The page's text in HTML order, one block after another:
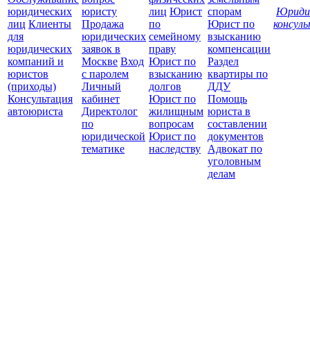
юридических
лиц Клиенты
для
юридических
компаний и
юристов
(приходы)
Консультация
автоюриста
юристу
Продажа
юридических
заявок в
Москве Вход
с паролем
Личный
кабинет
Директолог
по
юридической
тематике
лиц Юрист
по
семейному
праву
Юрист по
взысканию
долгов
Юрист по
жилищным
вопросам
Юрист по
наследству
спорам
Юрист по
взысканию
компенсации
Раздел
квартиры по
ДДУ
Помощь
юриста в
составлении
документов
Адвокат по
уголовным
делам